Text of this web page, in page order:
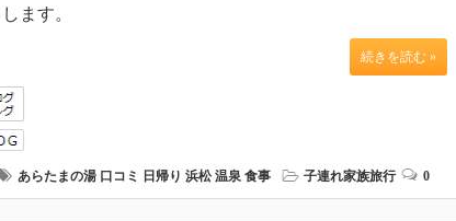
ます。
続きを読む »
あらたまの湯 口コミ 日帰り 浜松 温泉 食事 子連れ家族旅行 0